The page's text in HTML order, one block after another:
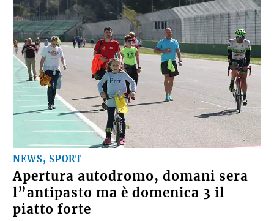
NEWS, SPORT
Apertura autodromo, domani sera
l”antipasto ma è domenica 3 il
piatto forte